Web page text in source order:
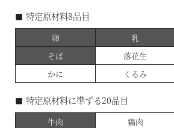
■特定原材料8品目
卵 乳
そば
落花生
かに
くるみ
■特定原材料に準ずる20品目
牛肉 鶏肉